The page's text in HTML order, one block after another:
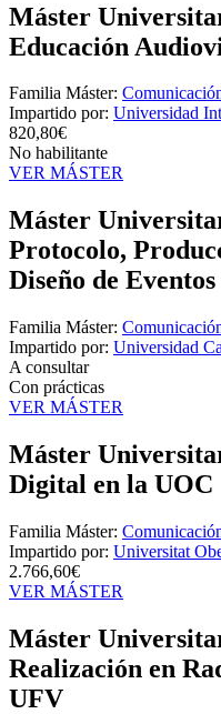
Máster
Educación
Familia Máster:
Impartido por: Universidad
820,80€
No habilitante
VER MÁSTER
Máster
Protocolo,
Diseño de
Familia Máster:
Impartido por: Universidad
A consultar
Con prácticas
VER MÁSTER
Máster
Digital en la UOC
Familia Máster:
Impartido por: Universitat
2.766,60€
VER MÁSTER
Máster
Realización en
UFV